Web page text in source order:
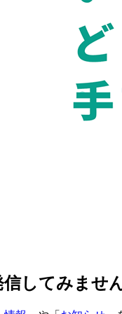
してみませ